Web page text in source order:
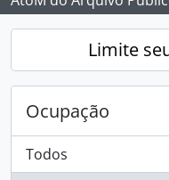
Limite
Ocupação
Todos